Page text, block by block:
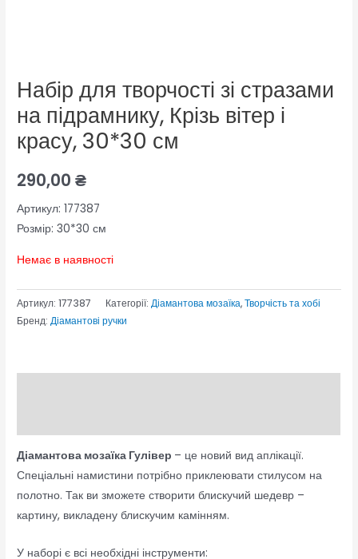
Набір для творчості зі стразами
на підрамнику, Крізь вітер і
красу, 30*30 см
290,00₴
Артикул: 177387
Розмір: 30*30 см
Немає в наявності
Артикул:177387 Категорії:Діамантова мозаїка,Творчість та хобі
Бренд:Діамантові ручки
Діамантова мозаїка Гулівер – це новий вид аплікації.
Спеціальні намистини потрібно приклеювати стилусом на
полотно. Так ви зможете створити блискучий шедевр –
картину, викладену блискучим камінням.
У наборі є всі необхідні інструменти: